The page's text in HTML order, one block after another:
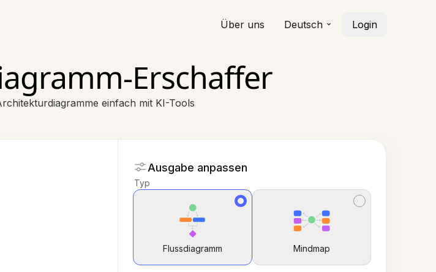
Über uns Deutsch Login
Erschaffer
einfach mit KI-Tools
Ausgabe anpassen
Typ
Flussdiagramm Mindmap